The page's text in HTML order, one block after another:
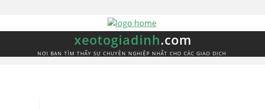
xeotogiadinh.com
NƠI BẠN TÌM THẤY SỰ CHUYÊN NGHIỆP NHẤT CHO CÁC GIAO DỊCH